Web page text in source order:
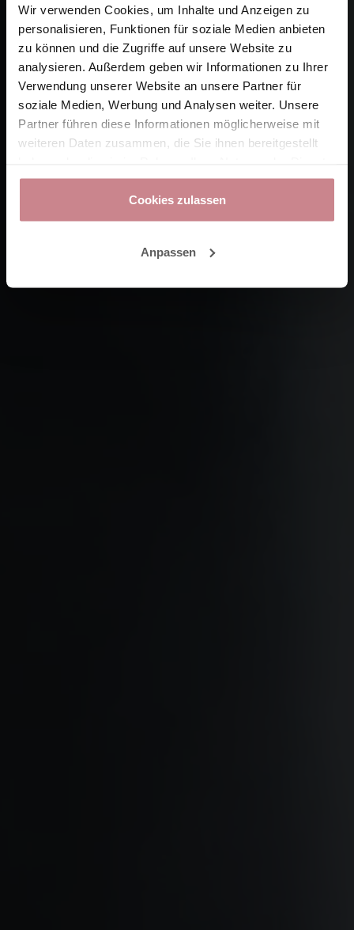
Wir verwenden Cookies, um Inhalte und Anzeigen zu
personalisieren, Funktionen für soziale Medien anbieten
zu können und die Zugriffe auf unsere Website zu
analysieren. Außerdem geben wir Informationen zu Ihrer
Verwendung unserer Website an unsere Partner für
soziale Medien, Werbung und Analysen weiter. Unsere
Partner führen diese Informationen möglicherweise mit
weiteren Daten zusammen, die Sie ihnen bereitgestellt
gesammelt haben.
Cookies zulassen
Anpassen